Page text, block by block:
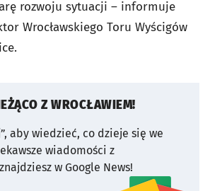
rozwoju sytuacji – informuje
Wrocławskiego Toru Wyścigów
Z WROCŁAWIEM!
aby wiedzieć, co dzieje się we
wiadomości z
w Google News!